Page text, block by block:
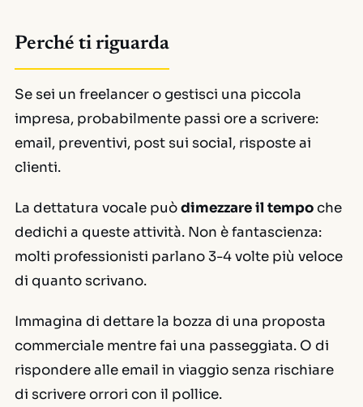
Perché ti riguarda
Se sei un freelancer o gestisci una piccola
impresa, probabilmente passi ore a scrivere:
email, preventivi, post sui social, risposte ai
clienti.
La dettatura vocale puòdimezzare il tempoche
dedichi a queste attività. Non è fantascienza:
molti professionisti parlano 3-4 volte più veloce
di quanto scrivano.
Immagina di dettare la bozza di una proposta
commerciale mentre fai una passeggiata. O di
rispondere alle email in viaggio senza rischiare
di scrivere orrori con il pollice.